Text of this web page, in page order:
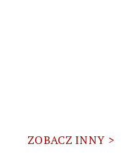
ZOBACZ INNY >